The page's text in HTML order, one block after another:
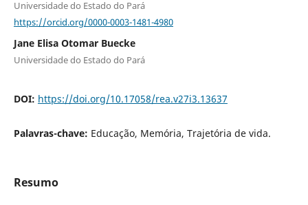
Universidade do Estado do Pará
https://orcid.org/0000-0003-1481-4980
Jane Elisa Otomar Buecke
Universidade do Estado do Pará
DOI: https://doi.org/10.17058/rea.v27i3.13637
Palavras-chave: Educação, Memória, Trajetória de vida.
Resumo